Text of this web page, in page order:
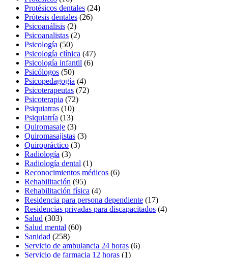
Protésicos dentales (24)
Prótesis dentales (26)
Psicoanálisis (2)
Psicoanalistas (2)
Psicología (50)
Psicología clínica (47)
Psicología infantil (6)
Psicólogos (50)
Psicopedagogía (4)
Psicoterapeutas (72)
Psicoterapia (72)
Psiquiatras (10)
Psiquiatría (13)
Quiromasaje (3)
Quiromasajistas (3)
Quiropráctico (3)
Radiología (3)
Radiología dental (1)
Reconocimientos médicos (6)
Rehabilitación (95)
Rehabilitación física (4)
Residencia para persona dependiente (17)
Residencias privadas para discapacitados (4)
Salud (303)
Salud mental (60)
Sanidad (258)
Servicio de ambulancia 24 horas (6)
Servicio de farmacia 12 horas (1)